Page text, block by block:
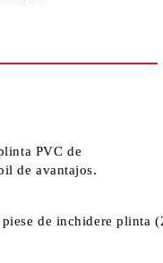
PVC de
de avantajos.
piese de inchidere plinta